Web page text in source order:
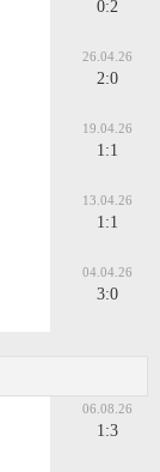
0:2
26.04.26
2:0
19.04.26
1:1
13.04.26
1:1
04.04.26
3:0
06.08.26
1:3